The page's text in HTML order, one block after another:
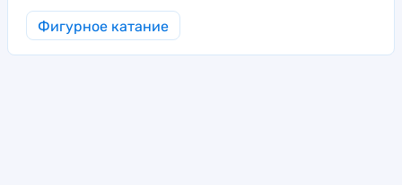
Фигурное катание